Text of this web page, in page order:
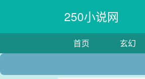
250小说网
首页 玄幻